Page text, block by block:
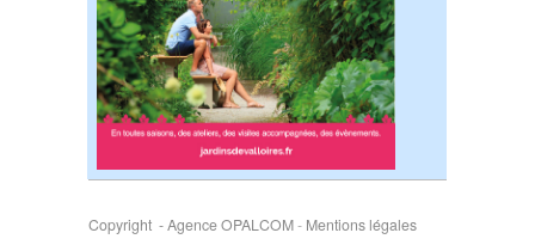
Copyright - Agence OPALCOM- Mentions légales